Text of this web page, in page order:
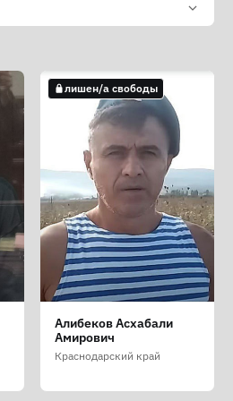
лишен/а свободы
Алибеков Асхабали
Амирович
Краснодарский край